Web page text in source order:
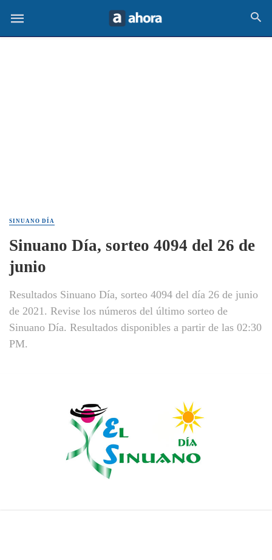
SINUANO DÍA
Sinuano Día, sorteo 4094 del 26 de
junio
Resultados Sinuano Día, sorteo 4094 del día 26 de junio
de 2021. Revise los números del último sorteo de
Sinuano Día. Resultados disponibles a partir de las 02:30
PM.